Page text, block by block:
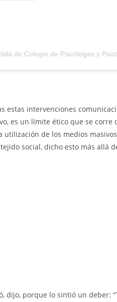
estas intervenciones
es un límite ético que se corre
utilización de los medios
social, dicho esto más allá
dijo, porque lo sintió un deber: